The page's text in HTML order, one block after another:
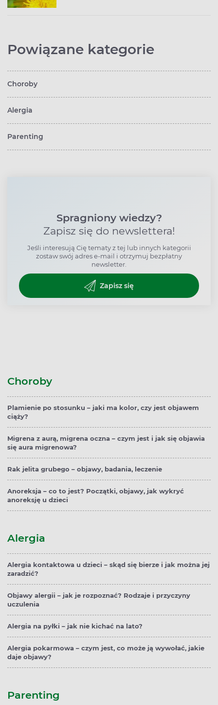
Powiązane kategorie
Choroby
Alergia
Parenting
Spragniony wiedzy?
Zapisz się do newslettera!
Jeśli interesują Cię tematy z tej lub innych kategorii
zostaw swój adres e-mail i otrzymuj bezpłatny
newsletter.
Zapisz się
Choroby
Plamienie po stosunku – jaki ma kolor, czy jest objawem
ciąży?
Migrena z aurą, migrena oczna – czym jest i jak się objawia
się aura migrenowa?
Rak jelita grubego – objawy, badania, leczenie
Anoreksja – co to jest? Początki, objawy, jak wykryć
anoreksję u dzieci
Alergia
Alergia kontaktowa u dzieci – skąd się bierze i jak można jej
zaradzić?
Objawy alergii – jak je rozpoznać? Rodzaje i przyczyny
uczulenia
Alergia na pyłki – jak nie kichać na lato?
Alergia pokarmowa – czym jest, co może ją wywołać, jakie
daje objawy?
Parenting